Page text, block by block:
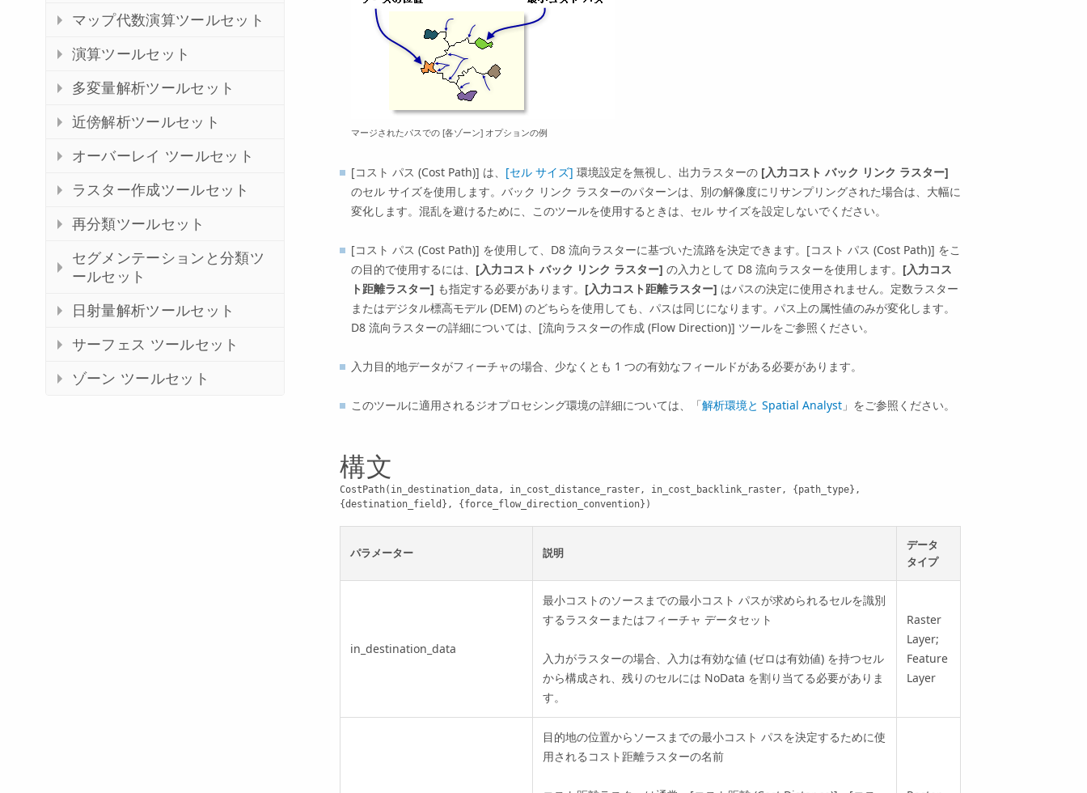
マップ代数演算ツールセット
演算ツールセット
多変量解析ツールセット
近傍解析ツールセット
オーバーレイ ツールセット
ラスター作成ツールセット
再分類ツールセット
セグメンテーションと分類ツ
ールセット
日射量解析ツールセット
サーフェス ツールセット
ゾーン ツールセット
マージされたパスでの [各ゾーン] オプションの例
[コスト パス (Cost Path)] は、 [セル サイズ] 環境設定を無視し、出力ラスターの [入力コスト バック リンク ラスター]
のセル サイズを使用します。バック リンク ラスターのパターンは、別の解像度にリサンプリングされた場合は、大幅に
変化します。混乱を避けるために、このツールを使用するときは、セル サイズを設定しないでください。
[コスト パス (Cost Path)] を使用して、D8 流向ラスターに基づいた流路を決定できます。 [コスト パス (Cost Path)] をこ
の目的で使用するには、 [入力コスト バック リンク ラスター] の入力として D8 流向ラスターを使用します。 [入力コス
ト距離ラスター] も指定する必要があります。 [入力コスト距離ラスター] はパスの決定に使用されません。定数ラスター
またはデジタル標高モデル (DEM) のどちらを使用しても、パスは同じになります。パス上の属性値のみが変化します。
D8 流向ラスターの詳細については、 [流向ラスターの作成 (Flow Direction)] ツールをご参照ください。
入力目的地データがフィーチャの場合、少なくとも 1 つの有効なフィールドがある必要があります。
このツールに適用されるジオプロセシング環境の詳細については、「解析環境と Spatial Analyst 」をご参照ください。
構文
CostPath(in_destination_data, in_cost_distance_raster, in_cost_backlink_raster, {path_type},
{destination_field}, {force_flow_direction_convention})
パラメーター 説明
データ
タイプ
in_destination_data
最小コストのソースまでの最小コスト パスが求められるセルを識別
するラスターまたはフィーチャ データセット
入力がラスターの場合、入力は有効な値 (ゼロは有効値) を持つセル
から構成され、残りのセルには NoData を割り当てる必要がありま
す。
Raster
Layer;
Feature
Layer
目的地の位置からソースまでの最小コスト パスを決定するために使
用されるコスト距離ラスターの名前